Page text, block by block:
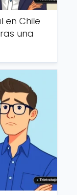
en Chile
una